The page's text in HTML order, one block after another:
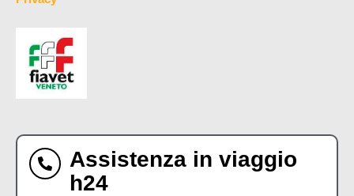
Assistenza in viaggio
h24